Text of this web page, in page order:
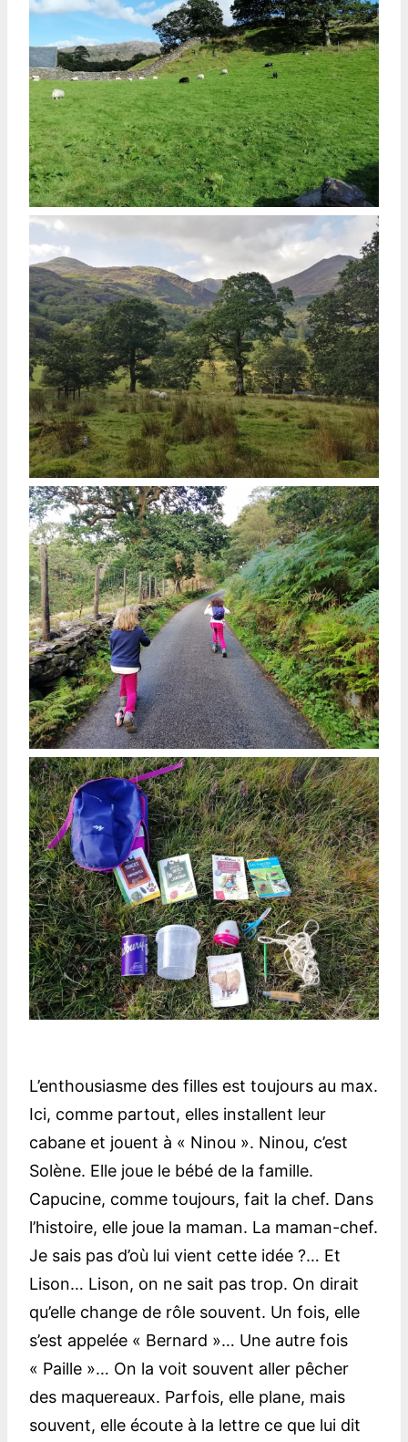
L’enthousiasme des filles est toujours au max.
Ici, comme partout, elles installent leur
cabane et jouent à « Ninou ». Ninou, c’est
Solène. Elle joue le bébé de la famille.
Capucine, comme toujours, fait la chef. Dans
l’histoire, elle joue la maman. La maman-chef.
Je sais pas d’où lui vient cette idée ?… Et
Lison… Lison, on ne sait pas trop. On dirait
qu’elle change de rôle souvent. Un fois, elle
s’est appelée « Bernard »… Une autre fois
« Paille »… On la voit souvent aller pêcher
des maquereaux. Parfois, elle plane, mais
souvent, elle écoute à la lettre ce que lui dit